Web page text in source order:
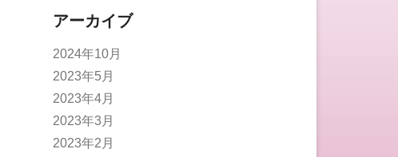
アーカイブ
2024年10月
2023年5月
2023年4月
2023年3月
2023年2月